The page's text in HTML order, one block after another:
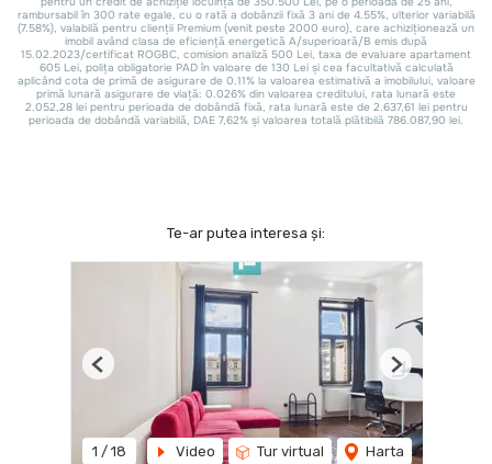
Te-ar putea interesa și:
1 / 18 Video Tur virtual Harta
Previous Next